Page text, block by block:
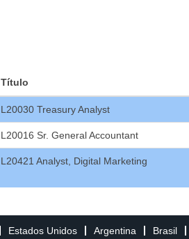
Título
L20030 Treasury Analyst
L20016 Sr. General Accountant
L20421 Analyst, Digital Marketing
Estados Unidos Argentina Brasil